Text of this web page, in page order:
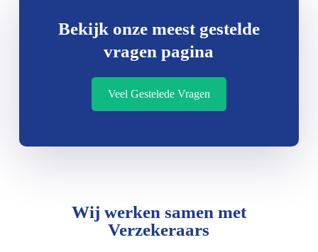
Bekijk onze meest gestelde
vragen pagina
Veel Gestelede Vragen
Wij werken samen met
Verzekeraars